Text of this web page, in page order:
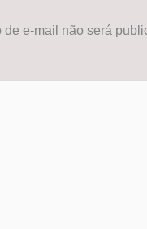
de e-mail não será